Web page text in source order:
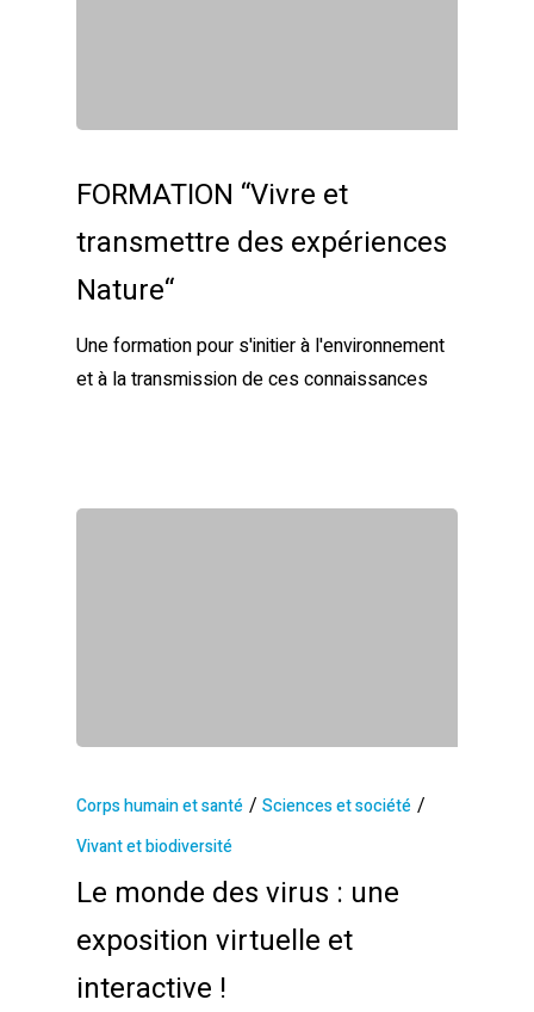
FORMATION “Vivre et
transmettre des expériences
Nature“
Une formation pour s'initier à l'environnement
et à la transmission de ces connaissances
Corps humain et santé / Sciences et société /
Vivant et biodiversité
Le monde des virus : une
exposition virtuelle et
interactive !